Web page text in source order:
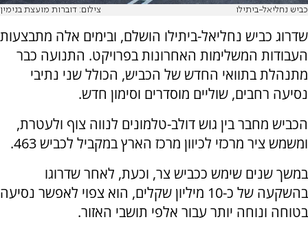
כביש נחליאל-ביתילו צילום: דוברות מועצת בנימין
שדרוג כביש נחליאל-ביתילו הושלם, ובימים אלה מתבצעות
העבודות המשלימות האחרונות בפרויקט. התנועה כבר
מתנהלת בתוואי החדש של הכביש, הכולל שני נתיבי
נסיעה רחבים, שוליים מוסדרים וסימון חדש.
הכביש מחבר בין גוש דולב-טלמונים לנווה צוף ולעטרת,
ומשמש ציר מרכזי לכיוון מרכז הארץ במקביל לכביש 463.
במשך שנים שימש ככביש צר, וכעת, לאחר שדרוגו
בהשקעה של כ-10 מיליון שקלים, הוא צפוי לאפשר נסיעה
בטוחה ונוחה יותר עבור אלפי תושבי האזור.